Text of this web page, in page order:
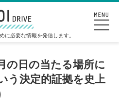
に必要な情報を発信します。
の日の当たる場所に
う決定的証拠を史上